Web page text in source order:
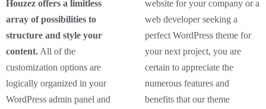
website for your company or a
web developer seeking a
perfect WordPress theme for
your next project, you are
certain to appreciate the
numerous features and
benefits that our theme
Houzez offers a limitless
array of possibilities to
structure and style your
content. All of the
customization options are
logically organized in your
WordPress admin panel and